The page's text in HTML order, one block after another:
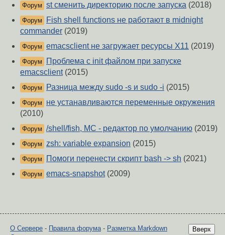
Форум st сменить директорию после запуска (2018)
Форум
Fish shell functions не работают в midnight
commander (2019)
Форум emacsclient не загружает ресурсы X11 (2019)
Форум
Проблема с init файлом при запуске
emacsclient(2015)
Форум Разница между sudo -s и sudo -i (2015)
Форум
не устанавливаются переменные окружения
(2010)
Форум /shell/fish, MC - редактор по умолчанию (2019)
Форум zsh: variable expansion (2015)
Форум Помоги перенести скрипт bash -> sh (2021)
Форум emacs-snapshot(2009)
Вверх
О Сервере - Правила форума- Разметка Markdown